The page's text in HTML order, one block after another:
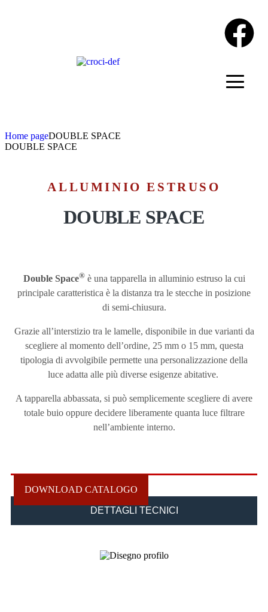
Home pageDOUBLE SPACE
DOUBLE SPACE
ALLUMINIO ESTRUSO
DOUBLE SPACE
Double Space®è una tapparella in alluminio estruso la cui
principale caratteristica è la distanza tra le stecche in posizione
di semi-chiusura.
Grazie all’interstizio tra le lamelle, disponibile in due varianti da
scegliere al momento dell’ordine, 25 mm o 15 mm, questa
tipologia di avvolgibile permette una personalizzazione della
luce adatta alle più diverse esigenze abitative.
A tapparella abbassata, si può semplicemente scegliere di avere
totale buio oppure decidere liberamente quanta luce filtrare
nell’ambiente interno.
DOWNLOAD CATALOGO
DETTAGLI TECNICI